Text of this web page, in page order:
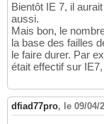
Bientôt IE 7, il
aussi.
Mais bon, le
la base des failles
le faire durer. Par
était effectif sur
dfiad77pro, le 09/04/